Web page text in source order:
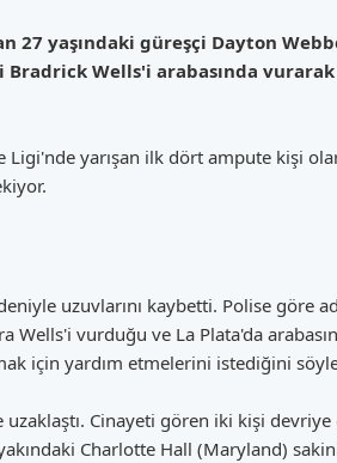
27 yaşındaki güreşçi Dayton
Wells'i arabasında
yarışan ilk dört ampute kişi
uzuvlarını kaybetti. Polise göre
vurduğu ve La Plata'da
için yardım etmelerini istediğini
Cinayeti gören iki kişi devriye
Charlotte Hall (Maryland)